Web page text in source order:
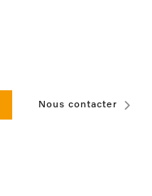
Nous contacter